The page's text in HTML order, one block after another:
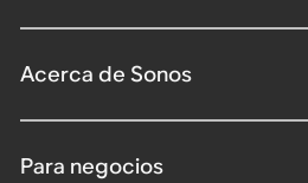
Acerca de Sonos
Para negocios